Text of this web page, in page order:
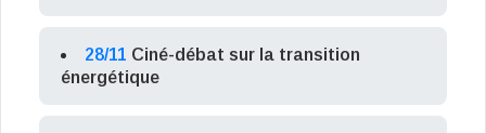
28/11 Ciné-débat sur la transition
énergétique